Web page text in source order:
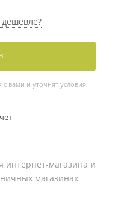
вами и уточнят условия
интернет-магазина и
магазинах